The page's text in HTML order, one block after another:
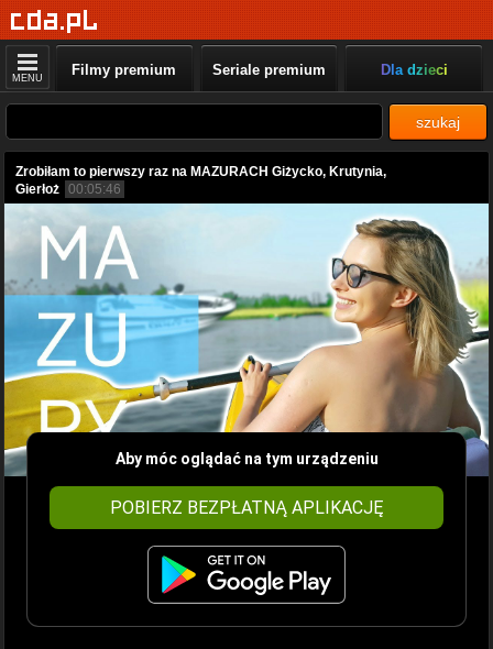
MENU Filmy premium Seriale premium Dla dzieci
szukaj
Zrobiłam to pierwszy raz na MAZURACH Giżycko, Krutynia,
Gierłoż 00:05:46
Aby móc oglądać na tym urządzeniu
POBIERZ BEZPŁATNĄ APLIKACJĘ